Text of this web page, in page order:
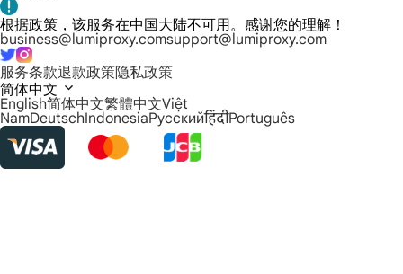
根据政策，该服务在中国大陆不可用。感谢您的理解！
business@lumiproxy.comsupport@lumiproxy.com
服务条款退款政策隐私政策
简体中文
English简体中文繁體中文Việt
NamDeutschIndonesiaРусскийहिंदीPortuguês